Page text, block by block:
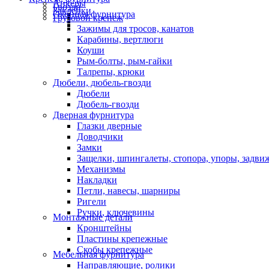
Анкеры
Гвозди
Заклепки
Оконная фурнитура
Грузовой крепеж
Зажимы для тросов, канатов
Карабины, вертлюги
Коуши
Рым-болты, рым-гайки
Талрепы, крюки
Дюбели, дюбель-гвозди
Дюбели
Дюбель-гвозди
Дверная фурнитура
Глазки дверные
Доводчики
Замки
Защелки, шпингалеты, стопора, упоры,
Механизмы
Накладки
Петли, навесы, шарниры
Ригели
Ручки, ключевины
Монтажные детали
Кронштейны
Пластины крепежные
Скобы крепежные
Мебельная фурнитура
Направляющие, ролики